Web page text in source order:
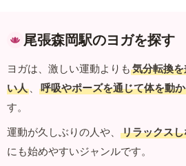
尾張森岡駅のヨガを探す
ヨガは、激しい運動よりも 気分転換
い人 、 呼吸やポーズを通じて体を動
す。
運動が久しぶりの人や、
リラックス
にも始めやすいジャンルです。